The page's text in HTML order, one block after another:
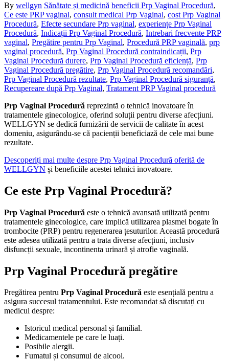
By wellgyn Sănătate și medicină beneficii Prp Vaginal Procedură,
Ce este PRP vaginal, consult medical Prp Vaginal, cost Prp Vaginal
Procedură, Efecte secundare Prp vaginal, experiențe Prp Vaginal
Procedură, Indicații Prp Vaginal Procedură, Intrebari frecvente PRP
vaginal, Pregătire pentru Prp Vaginal, Procedură PRP vaginală, prp
vaginal procedură, Prp Vaginal Procedură contraindicații, Prp
Vaginal Procedură durere, Prp Vaginal Procedură eficiență, Prp
Vaginal Procedură pregătire, Prp Vaginal Procedură recomandări,
Prp Vaginal Procedură rezultate, Prp Vaginal Procedură siguranță,
Recupereare după Prp Vaginal, Tratament PRP Vaginal procedură
Prp Vaginal Procedură reprezintă o tehnică inovatoare în
tratamentele ginecologice, oferind soluții pentru diverse afecțiuni.
WELLGYN se dedică furnizării de servicii de calitate în acest
domeniu, asigurându-se că pacienții beneficiază de cele mai bune
rezultate.
Descoperiți mai multe despre Prp Vaginal Procedură oferită de
WELLGYN și beneficiile acestei tehnici inovatoare.
Ce este Prp Vaginal Procedură?
Prp Vaginal Procedură este o tehnică avansată utilizată pentru
tratamentele ginecologice, care implică utilizarea plasmei bogate în
trombocite (PRP) pentru regenerarea țesuturilor. Această procedură
este adesea utilizată pentru a trata diverse afecțiuni, inclusiv
disfuncții sexuale, incontinenta urinară și atrofie vaginală.
Prp Vaginal Procedură pregătire
Pregătirea pentru Prp Vaginal Procedură este esențială pentru a
asigura succesul tratamentului. Este recomandat să discutați cu
medicul despre:
Istoricul medical personal și familial.
Medicamentele pe care le luați.
Posibile alergii.
Fumatul și consumul de alcool.